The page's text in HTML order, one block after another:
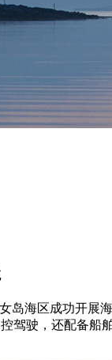
岛海区成功开
驶，还配备